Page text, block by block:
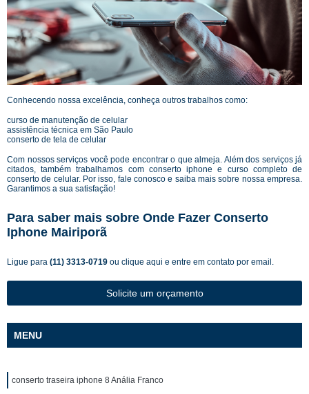
Conhecendo nossa excelência, conheça outros trabalhos como:
curso de manutenção de celular
assistência técnica em São Paulo
conserto de tela de celular
Com nossos serviços você pode encontrar o que almeja. Além dos serviços já
citados, também trabalhamos com conserto iphone e curso completo de
conserto de celular. Por isso, fale conosco e saiba mais sobre nossa empresa.
Garantimos a sua satisfação!
Para saber mais sobre Onde Fazer Conserto
Iphone Mairiporã
Ligue para (11) 3313-0719 ou clique aqui e entre em contato por email.
Solicite um orçamento
MENU
conserto traseira iphone 8 Anália Franco